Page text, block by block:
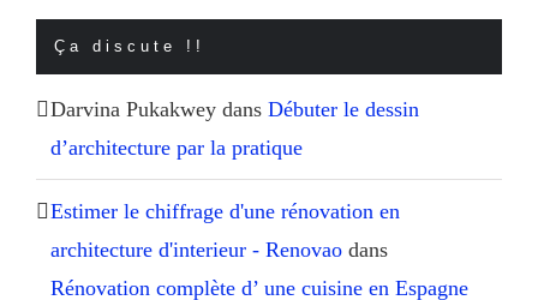
Ça discute !!
Darvina Pukakwey dans Débuter le dessin
d’architecture par la pratique
Estimer le chiffrage d'une rénovation en
architecture d'interieur - Renovao dans
Rénovation complète d’ une cuisine en Espagne